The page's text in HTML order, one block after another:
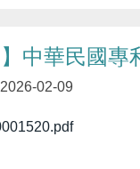
】中華民國
2026-02-09